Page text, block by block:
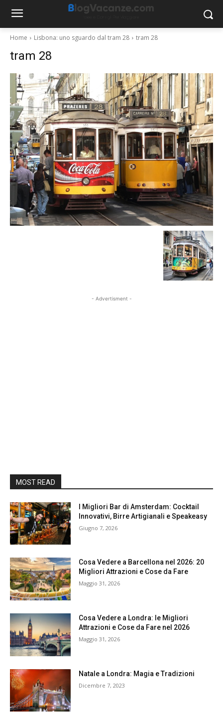
Home Lisbona: uno sguardo dal tram 28 tram 28
tram 28
- Advertisment -
MOST READ
I Migliori Bar di Amsterdam: Cocktail
Innovativi, Birre Artigianali e Speakeasy
Giugno 7, 2026
Cosa Vedere a Barcellona nel 2026: 20
Migliori Attrazioni e Cose da Fare
Maggio 31, 2026
Cosa Vedere a Londra: le Migliori
Attrazioni e Cose da Fare nel 2026
Maggio 31, 2026
Natale a Londra: Magia e Tradizioni
Dicembre 7, 2023